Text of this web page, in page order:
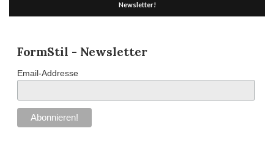
Newsletter!
FormStil - Newsletter
Email-Addresse